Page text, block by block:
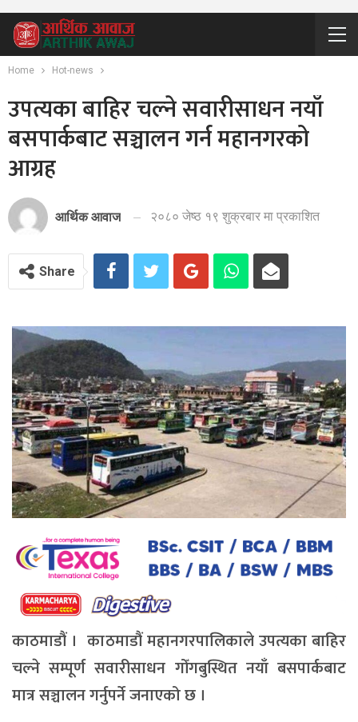
Home Hot-news
उपत्यका बाहिर चल्ने सवारीसाधन नयाँ
बसपार्कबाट सञ्चालन गर्न महानगरको
आग्रह
आर्थिक आवाज २०८० जेष्ठ १९ शुक्रबार मा प्रकाशित
Share
काठमाडौं । काठमाडौं महानगरपालिकाले उपत्यका बाहिर
चल्ने सम्पूर्ण सवारीसाधन गोँगबुस्थित नयाँ बसपार्कबाट
मात्र सञ्चालन गर्नुपर्ने जनाएको छ ।